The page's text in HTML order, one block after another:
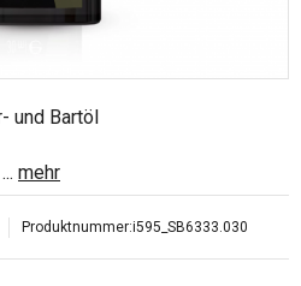
und Bartöl
... mehr
Produktnummer:i595_SB6333.030